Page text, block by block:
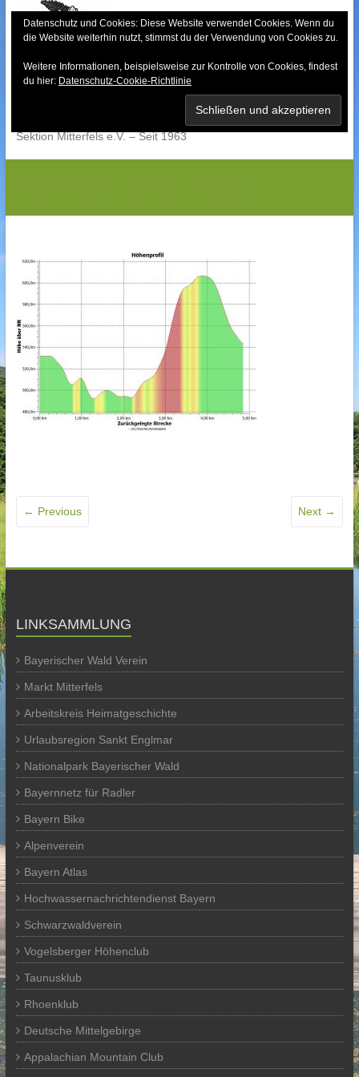
content
Bayerischer Wald-
Sektion Mitterfels e.V. – Seit 1963
← Previous Next →
LINKSAMMLUNG
Bayerischer Wald Verein
Markt Mitterfels
Arbeitskreis Heimatgeschichte
Urlaubsregion Sankt Englmar
Nationalpark Bayerischer Wald
Bayernnetz für Radler
Bayern Bike
Alpenverein
Bayern Atlas
Hochwassernachrichtendienst Bayern
Schwarzwaldverein
Vogelsberger Höhenclub
Taunusklub
Rhoenklub
Deutsche Mittelgebirge
Appalachian Mountain Club
Datenschutz und Cookies: Diese Website verwendet Cookies. Wenn du
die Website weiterhin nutzt, stimmst du der Verwendung von Cookies zu.
Weitere Informationen, beispielsweise zur Kontrolle von Cookies, findest
du hier: Datenschutz-Cookie-Richtlinie